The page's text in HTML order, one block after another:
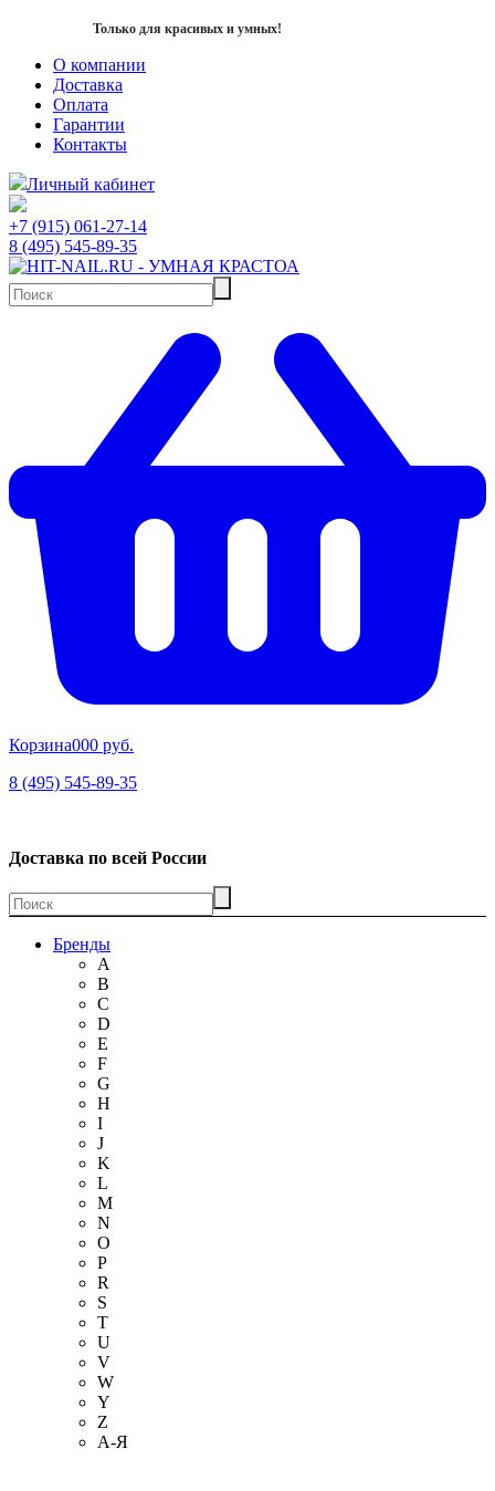
Только для красивых и умных!
О компании
Доставка
Оплата
Гарантии
Контакты
Личный кабинет
+7 (915) 061-27-14
8 (495) 545-89-35
Корзина000 руб.
8 (495) 545-89-35
Доставка по всей России
Бренды
A
B
C
D
E
F
G
H
I
J
K
L
M
N
O
P
R
S
T
U
V
W
Y
Z
А-Я